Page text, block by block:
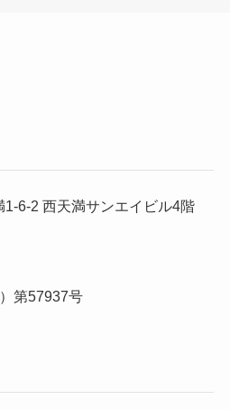
1-6-2 西天満サンエイビル4階
第57937号